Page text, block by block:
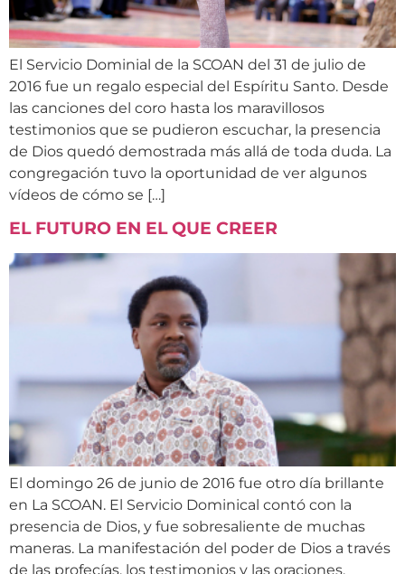
El Servicio Dominial de la SCOAN del 31 de julio de
2016 fue un regalo especial del Espíritu Santo. Desde
las canciones del coro hasta los maravillosos
testimonios que se pudieron escuchar, la presencia
de Dios quedó demostrada más allá de toda duda. La
congregación tuvo la oportunidad de ver algunos
vídeos de cómo se […]
EL FUTURO EN EL QUE CREER
El domingo 26 de junio de 2016 fue otro día brillante
en La SCOAN. El Servicio Dominical contó con la
presencia de Dios, y fue sobresaliente de muchas
maneras. La manifestación del poder de Dios a través
de las profecías, los testimonios y las oraciones,